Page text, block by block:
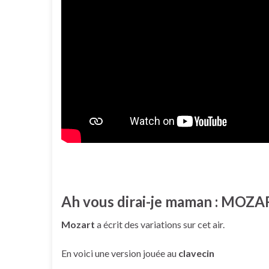
Ah vous dirai-je maman :
Mozart a écrit des variations sur cet air.
En voici une version jouée au clavecin